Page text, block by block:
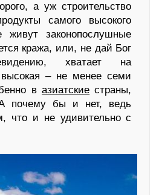
а уж строительство
самого высокого
законопослушные
кража, или, не дай Бог
хватает на
– не менее семи
вазиатские страны,
А почему бы и нет, ведь
что и не удивительно с